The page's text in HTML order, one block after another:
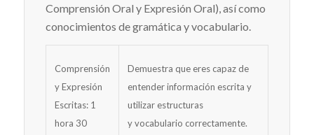
Comprensión Oral y Expresión Oral), así como
conocimientos de gramática y vocabulario.
Comprensión
y Expresión
Escritas: 1
hora 30
Demuestra que eres capaz de
entender información escrita y
utilizar estructuras
y vocabulario correctamente.